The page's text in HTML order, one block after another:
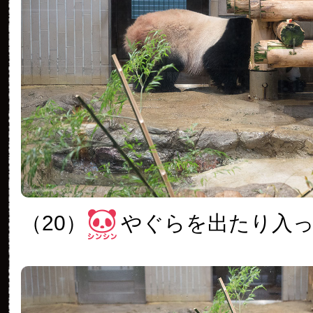
（20） やぐらを出たり入